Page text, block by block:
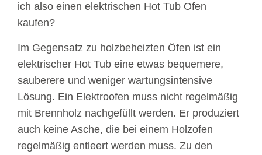
ich also einen elektrischen Hot Tub Ofen
kaufen?
Im Gegensatz zu holzbeheizten Öfen ist ein
elektrischer Hot Tub eine etwas bequemere,
sauberere und weniger wartungsintensive
Lösung. Ein Elektroofen muss nicht regelmäßig
mit Brennholz nachgefüllt werden. Er produziert
auch keine Asche, die bei einem Holzofen
regelmäßig entleert werden muss. Zu den